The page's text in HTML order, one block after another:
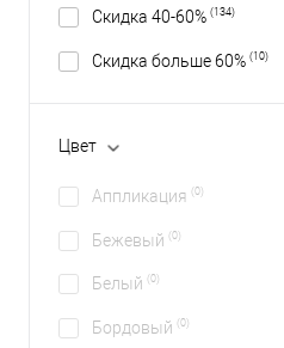
Скидка 40-60% (134)
Скидка больше 60% (10)
Цвет
Аппликация (0)
Бежевый (0)
Белый (0)
Бордовый (0)